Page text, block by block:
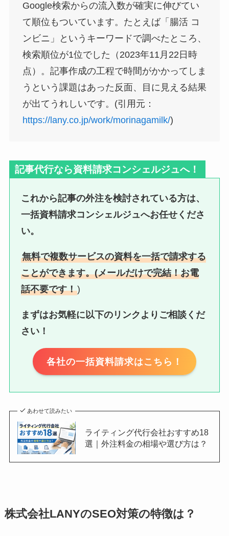
Google検索からの流入数が確実に伸びてい
て順位もついています。たとえば「腸活 コ
ンビニ」というキーワードで調べたところ、
検索順位が1位でした（2023年11月22日時
点）。記事作成の工程で時間がかかってしま
うという課題はあった反面、目に見える結果
が出てうれしいです。(引用元：
https://lany.co.jp/work/morinagamilk/)
記事代行なら資料請求コンシェルジュへ！
これから記事の外注を検討されている方は、
一括資料請求コンシェルジュへお任せくださ
い。
無料で複数サービスの資料を一括で請求する
ことができます。(メールだけで完結！お電
話不要です！)
まずはお気軽に以下のリンクよりご相談くだ
さい！
各社の一括資料請求はこちら！
あわせて読みたい
ライティング代行会社おすすめ18
選｜外注料金の相場や選び方は？
株式会社LANYのSEO対策の特徴は？